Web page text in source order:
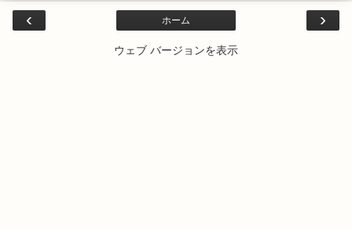
‹ ›
ホーム
ウェブ バージョンを表示